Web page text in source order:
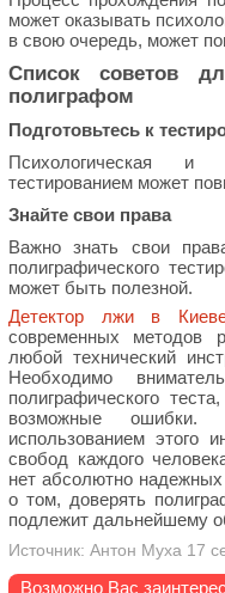
может оказывать
в свою очередь, может
Список советов
полиграфом
Подготовьтесь к
Психологическая и
тестированием может
Знайте свои права
Важно знать свои
полиграфического
может быть полезной.
Детектор лжи в
современных методов
любой технический
Необходимо
полиграфического
возможные
использованием этого
свобод каждого
нет абсолютно
о том, доверять
подлежит дальнейшему
Источник: Антон Муха 17
Возможно Вас